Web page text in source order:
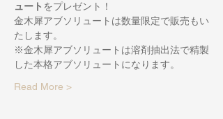
ュート をプレゼント！
金木犀アブソリュートは数量限定で販売もい
たします。
※金木犀アブソリュートは溶剤抽出法で精製
した本格アブソリュートになります。
Read More >